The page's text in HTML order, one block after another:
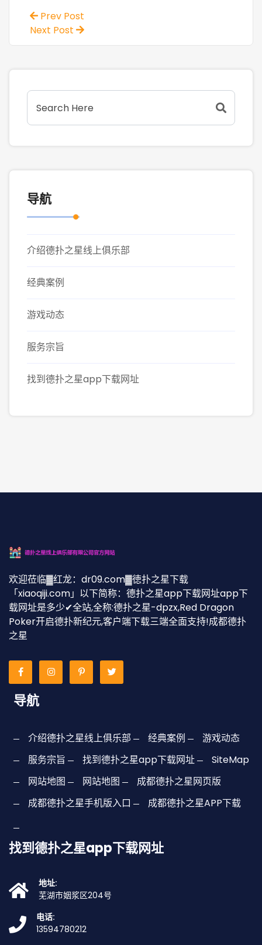
Prev Post
Next Post
导航
介绍德扑之星线上俱乐部
经典案例
游戏动态
服务宗旨
找到德扑之星app下载网址
欢迎莅临▓红龙：dr09.com▓徳扑之星下载
「xiaoqiji.com」以下简称：德扑之星app下载网址app下
载网址是多少✔全站,全称:德扑之星-dpzx,Red Dragon
Poker开启德扑新纪元,客户端下载三端全面支持!成都德扑
之星
导航
介绍德扑之星线上俱乐部 经典案例
游戏动态
服务宗旨
找到德扑之星app下载网址
SiteMap
网站地图
网站地图
成都德扑之星网页版
成都德扑之星手机版入口
成都德扑之星APP下载
找到德扑之星app下载网址
地址:
芜湖市姻浆区204号
电话:
13594780212